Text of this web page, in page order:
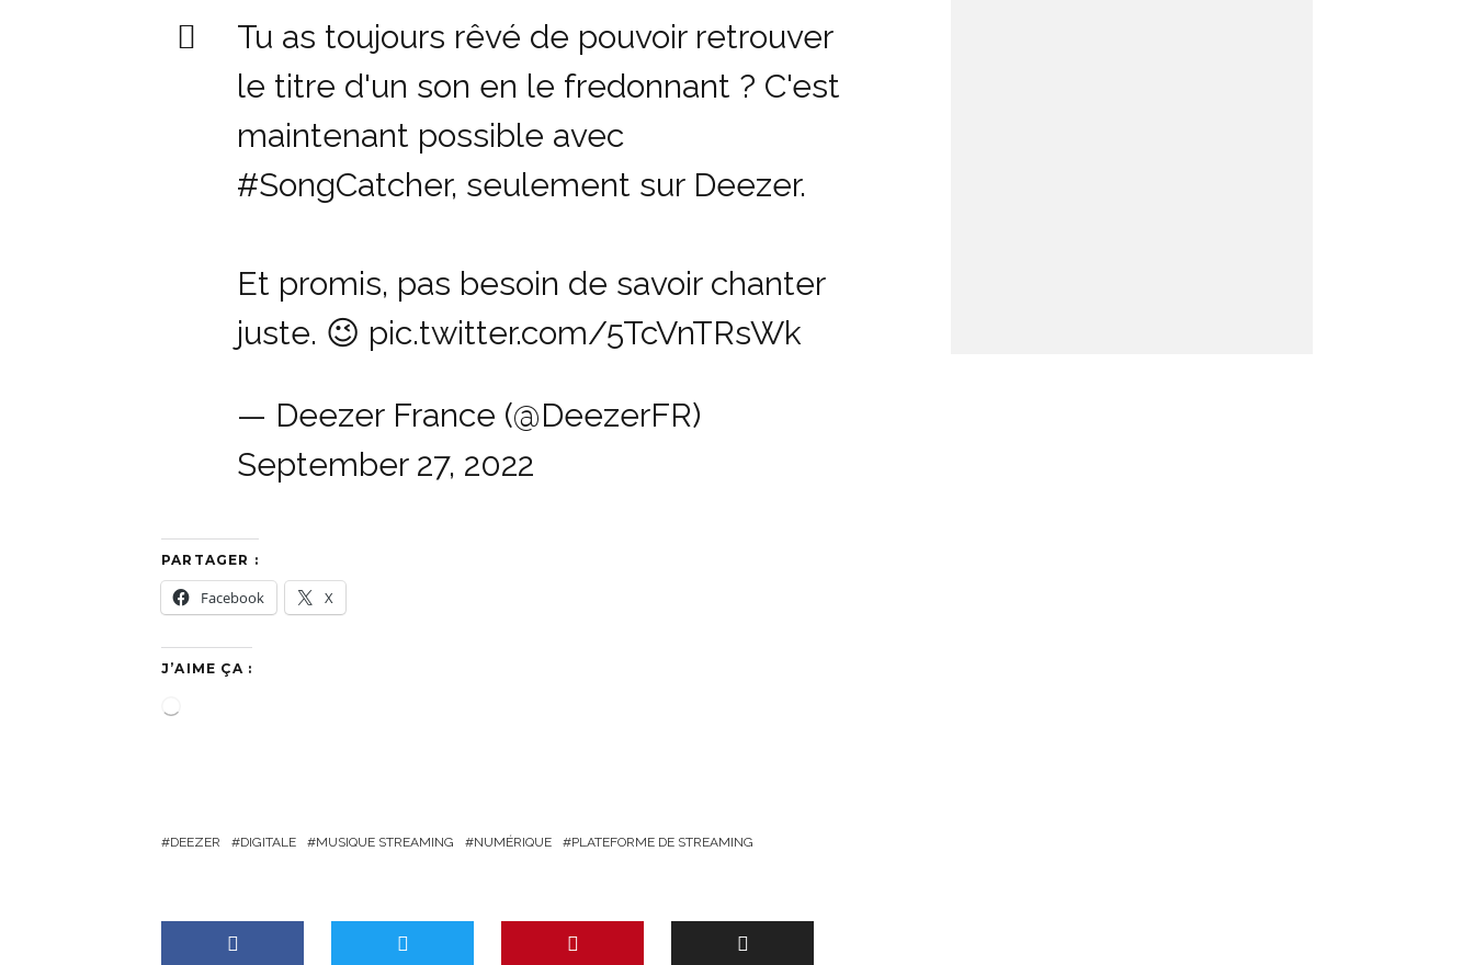
Tu as toujours rêvé de pouvoir retrouver
le titre d'un son en le fredonnant ? C'est
maintenant possible avec
#SongCatcher, seulement sur Deezer.
Et promis, pas besoin de savoir chanter
juste. 😉 pic.twitter.com/5TcVnTRsWk
— Deezer France (@DeezerFR)
September 27, 2022
PARTAGER :
Facebook X
J’AIME ÇA :
e
DEEZER DIGITALE MUSIQUE STREAMING NUMÉRIQUE PLATEFORME DE STREAMING